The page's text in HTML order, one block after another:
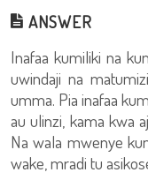
ANSWER
Inafaa kumiliki na
uwindaji na
umma. Pia inafaa
au ulinzi, kama kwa
Na wala mwenye
wake, mradi tu